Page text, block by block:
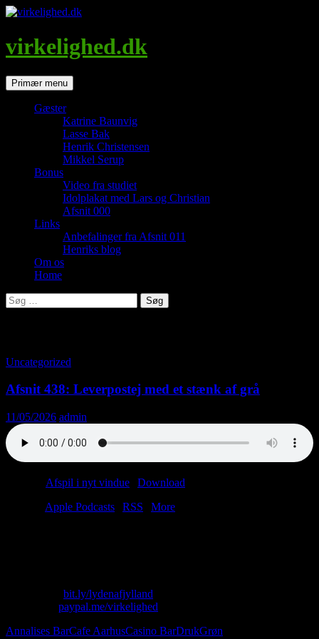
Hop
indhold
virkelighed.dk
SøgPrimær menu
Gæster
Katrine Baunvig
Lasse Bak
Henrik Christensen
Mikkel Serup
Bonus
Video fra studiet
Idolplakat med Lars og Christian
Afsnit 000
Links
Anbefalinger fra Afsnit 011
Henriks blog
Om os
Home
Søg
efter:
Uncategorized
Afsnit 438: Leverpostej med et stænk af grå
11/05/2026 admin
Afspil i nyt vindue Download
Apple Podcasts RSS
More
bit.ly/lydenafjylland
paypal.me/virkelighed
Annalises BarCafe AarhusCasino BarDrukGrøn